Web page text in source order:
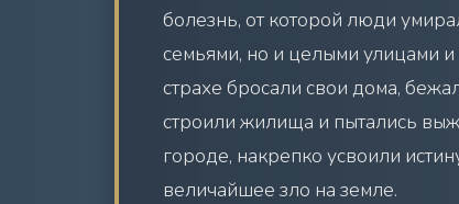
болезнь, от которой люди
семьями, но и целыми улицами
страхе бросали свои дома,
строили жилища и пытались
городе, накрепко усвоили
величайшее зло на земле.